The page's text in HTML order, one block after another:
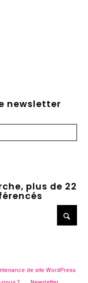
newsletter
plus de 22
de site WordPress